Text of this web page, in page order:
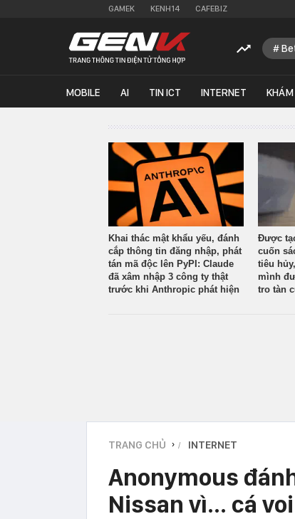
GAMEK KENH14 CAFEBIZ
MOBILE AI TIN ICT INTERNET
Khai thác mật khẩu yếu, đánh
cắp thông tin đăng nhập, phát
tán mã độc lên PyPI: Claude
đã xâm nhập 3 công ty thật
trước khi Anthropic phát hiện
Được
cuốn
tiêu
mình
tro tàn
TRANG CHỦ › INTERNET
Anonymous
Nissan vì... cá voi